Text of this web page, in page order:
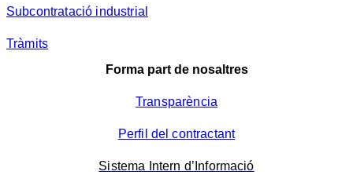
Subcontratació industrial
Tràmits
Forma part de nosaltres
Transparència
Perfil del contractant
Sistema Intern d’Informació